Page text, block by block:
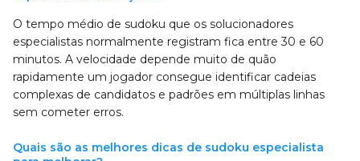
O tempo médio de sudoku que os solucionadores
especialistas normalmente registram fica entre 30 e 60
minutos. A velocidade depende muito de quão
rapidamente um jogador consegue identificar cadeias
complexas de candidatos e padrões em múltiplas linhas
sem cometer erros.
Quais são as melhores dicas de sudoku especialista